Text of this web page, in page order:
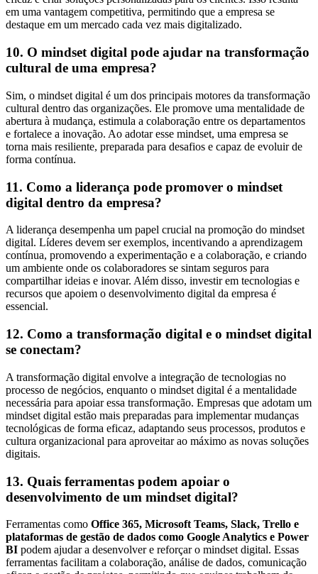
em uma vantagem competitiva, permitindo que a empresa se
destaque em um mercado cada vez mais digitalizado.
10. O mindset digital pode ajudar na transformação
cultural de uma empresa?
Sim, o mindset digital é um dos principais motores da transformação
cultural dentro das organizações. Ele promove uma mentalidade de
abertura à mudança, estimula a colaboração entre os departamentos
e fortalece a inovação. Ao adotar esse mindset, uma empresa se
torna mais resiliente, preparada para desafios e capaz de evoluir de
forma contínua.
11. Como a liderança pode promover o mindset
digital dentro da empresa?
A liderança desempenha um papel crucial na promoção do mindset
digital. Líderes devem ser exemplos, incentivando a aprendizagem
contínua, promovendo a experimentação e a colaboração, e criando
um ambiente onde os colaboradores se sintam seguros para
compartilhar ideias e inovar. Além disso, investir em tecnologias e
recursos que apoiem o desenvolvimento digital da empresa é
essencial.
12. Como a transformação digital e o mindset digital
se conectam?
A transformação digital envolve a integração de tecnologias no
processo de negócios, enquanto o mindset digital é a mentalidade
necessária para apoiar essa transformação. Empresas que adotam um
mindset digital estão mais preparadas para implementar mudanças
tecnológicas de forma eficaz, adaptando seus processos, produtos e
cultura organizacional para aproveitar ao máximo as novas soluções
digitais.
13. Quais ferramentas podem apoiar o
desenvolvimento de um mindset digital?
Ferramentas como Office 365, Microsoft Teams, Slack, Trello e
plataformas de gestão de dados como Google Analytics e Power
BI podem ajudar a desenvolver e reforçar o mindset digital. Essas
ferramentas facilitam a colaboração, análise de dados, comunicação